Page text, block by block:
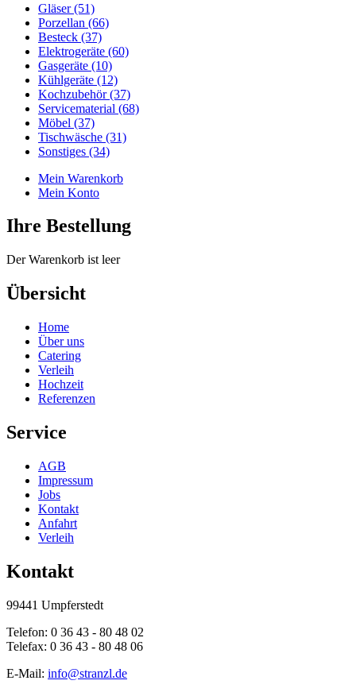
Gläser (51)
Porzellan (66)
Besteck (37)
Elektrogeräte (60)
Gasgeräte (10)
Kühlgeräte (12)
Kochzubehör (37)
Servicematerial (68)
Möbel (37)
Tischwäsche (31)
Sonstiges (34)
Mein Warenkorb
Mein Konto
Ihre Bestellung
Der Warenkorb ist leer
Übersicht
Home
Über uns
Catering
Verleih
Hochzeit
Referenzen
Service
AGB
Impressum
Jobs
Kontakt
Anfahrt
Verleih
Kontakt
99441 Umpferstedt
Telefon: 0 36 43 - 80 48 02
Telefax: 0 36 43 - 80 48 06
E-Mail: info@stranzl.de